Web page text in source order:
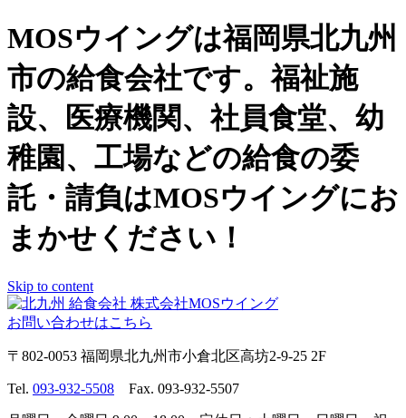
MOSウイングは福岡県北九州
市の給食会社です。福祉施
設、医療機関、社員食堂、幼
稚園、工場などの給食の委
託・請負はMOSウイングにお
まかせください！
Skip to content
お問い合わせはこちら
〒802-0053 福岡県北九州市小倉北区高坊2-9-25 2F
Tel. 093-932-5508 Fax. 093-932-5507